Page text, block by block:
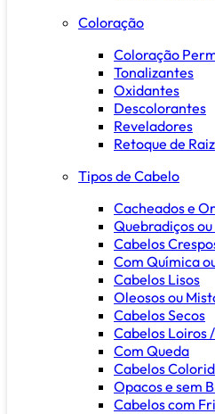
Coloração
Coloração
Tonalizantes
Oxidantes
Descolorantes
Reveladores
Retoque de Raiz
Tipos de Cabelo
Cacheados e
Quebradiços
Cabelos
Com Química
Cabelos Lisos
Oleosos ou
Cabelos Secos
Cabelos Loiros
Com Queda
Cabelos
Opacos e sem
Cabelos com